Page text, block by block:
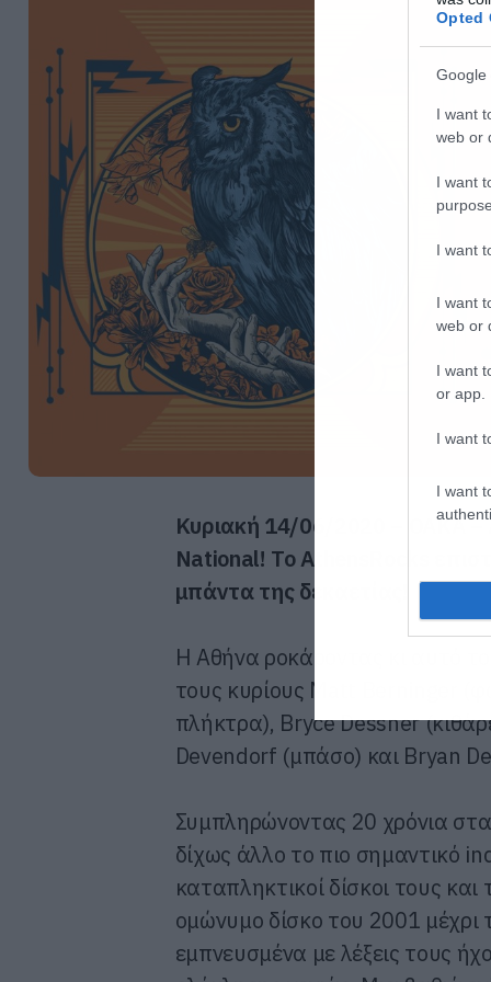
Opted
Google
I want
web or
I want
I want
I want
web or
I want
or app.
I want
I want
Κυριακή 14/06/2020 – OAKA –
National! Το AthensRocks
μπάντα της δεκαετίας!
Η Αθήνα ροκάροντας κι αυτό
τους κυρίους Matt Berninger
πλήκτρα), Bryce Dessner
Devendorf (μπάσο) και Bryan
Συμπληρώνοντας 20 χρόνια
δίχως άλλο το πιο σημαντικό
καταπληκτικοί δίσκοι τους
ομώνυμο δίσκο του 2001 μέχρι
εμπνευσμένα με λέξεις τους